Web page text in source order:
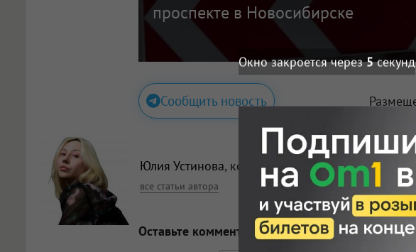
проспекте в Новосибирске
Сообщить новость
Юлия Устинова, корреспондент
все статьи автора
Оставьте комментарий
Окно закроется через4секунд